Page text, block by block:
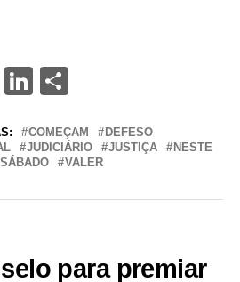
LinkedIn
Share
COMEÇAM
DEFESO
JUDICIÁRIO JUSTIÇA
NESTE
SÁBADO VALER
para premiar